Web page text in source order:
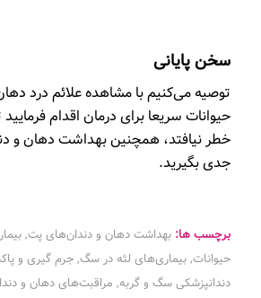
سخن پایانی
توصیه می‌کنیم با مشاهده علائم درد
حیوانات سریعا برای درمان اقدام
خطر نیافتد، همچنین بهداشت دهان و
جدی بگیرید.
برچسب ها: بهداشت دهان و دندان‌های پت,
حیوانات, بیماری‌های لثه در سگ, جرم گیری و
دندانپزشکی سگ و گربه, مراقبت‌های دهان و